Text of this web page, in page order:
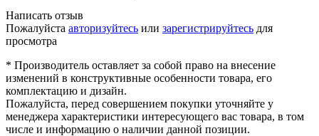
Написать отзыв
Пожалуйста авторизуйтесь или зарегистрируйтесь для
просмотра
* Производитель оставляет за собой право на внесение
изменений в конструктивные особенности товара, его
комплектацию и дизайн.
Пожалуйста, перед совершением покупки уточняйте у
менеджера характеристики интересующего вас товара, в том
числе и информацию о наличии данной позиции.